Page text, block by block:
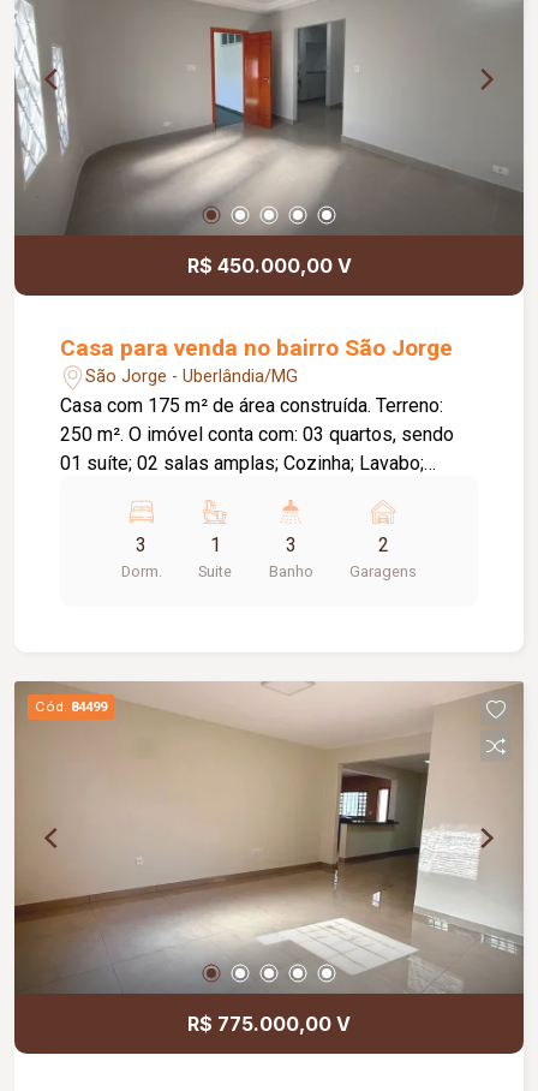
R$ 450.000,00 V
Casa para venda no bairro São Jorge
São Jorge - Uberlândia/MG
Casa com 175 m² de área construída. Terreno:
250 m². O imóvel conta com: 03 quartos, sendo
01 suíte; 02 salas amplas; Cozinha; Lavabo;
vagas de garagem; Diferenciais: Ambientes
amplos e bem distribuídos; Excelente
localização, próxima a supermercado e
3
Dorm.
1
Suite
3
Banho
2
Garagens
Cód. 84499
R$ 775.000,00 V